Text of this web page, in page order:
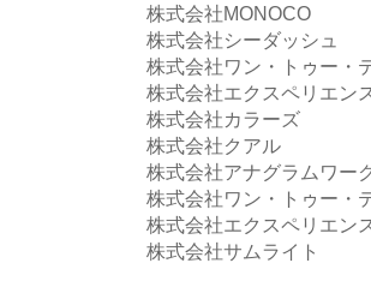
株式会社MONOCO
株式会社シーダッシュ
株式会社ワン・トゥー・
株式会社エクスペリエン
株式会社カラーズ
株式会社クアル
株式会社アナグラムワー
株式会社ワン・トゥー・
株式会社エクスペリエン
株式会社サムライト